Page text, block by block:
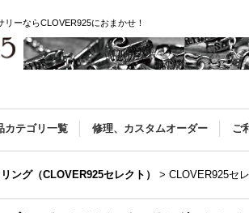
ーならCLOVER925におまかせ！
カテゴリ一覧 修理、カスタムオーダー ご
リング（CLOVER925セレクト） > CLOVER925セ